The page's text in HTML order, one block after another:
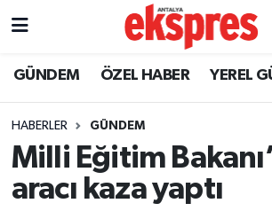
GÜNDEM ÖZEL HABER YEREL
HABERLER GÜNDEM
Milli Eğitim
aracı kaza yaptı
ÖZEL HABER
YEREL GÜNDEM
EKONOMİ
Nöbetçi Eczaneler
Trafik Durumu
Süper Lig Puan Durumu ve